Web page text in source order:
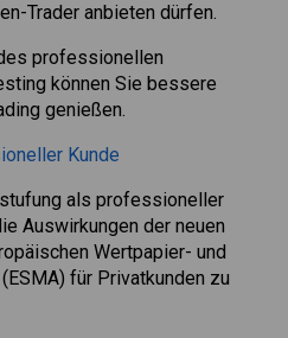
Trader anbieten dürfen.
professionellen
können Sie bessere
genießen.
Kunde
als professioneller
Auswirkungen der neuen
Wertpapier- und
für Privatkunden zu